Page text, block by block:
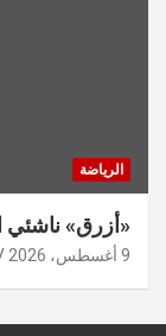
الرياضة
«أزرق» ناشئي
9 أغسطس، 2026